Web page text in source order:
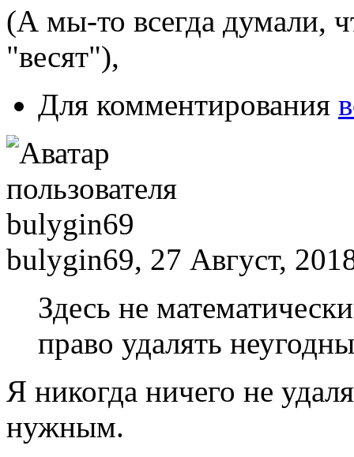
(А мы-то всегда думали,
"весят"),
Для комментирования
bulygin69, 27 Август,
Здесь не
право удалять
Я никогда ничего не
нужным.